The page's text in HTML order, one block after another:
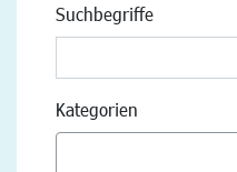
Suchbegriffe
Kategorien